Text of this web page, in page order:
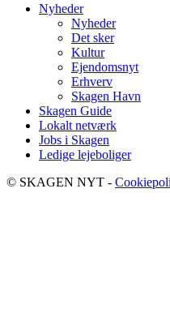
Nyheder
Nyheder
Det sker
Kultur
Ejendomsnyt
Erhverv
Skagen Havn
Skagen Guide
Lokalt netværk
Jobs i Skagen
Ledige lejeboliger
© SKAGEN NYT -